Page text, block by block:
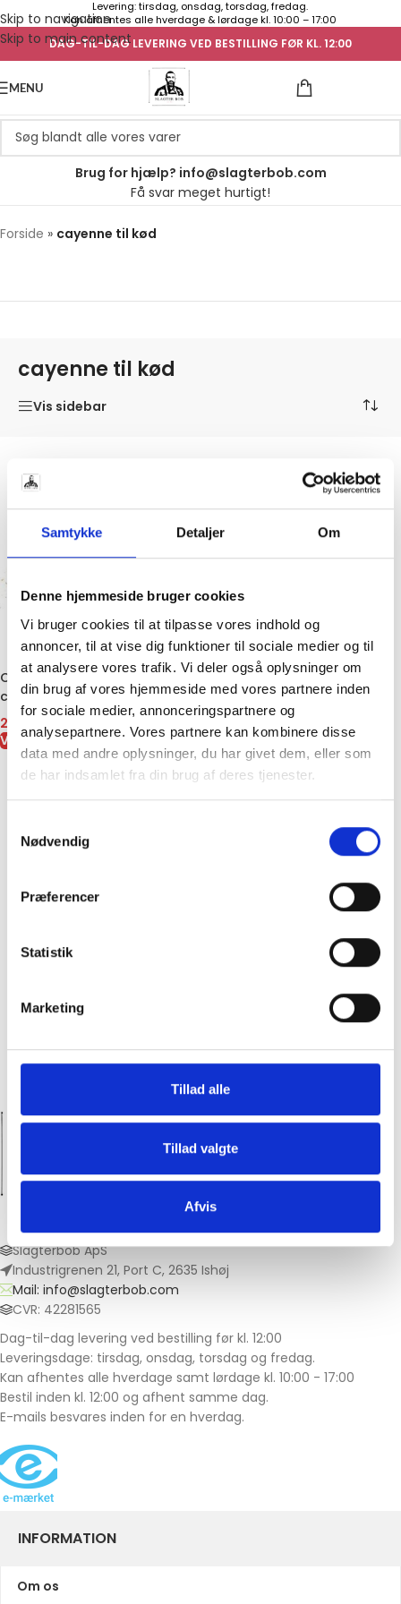
Samtykke Detaljer Om
Denne hjemmeside bruger cookies
Vi bruger cookies til at tilpasse vores indhold og
annoncer, til at vise dig funktioner til sociale medier og til
at analysere vores trafik. Vi deler også oplysninger om
din brug af vores hjemmeside med vores partnere inden
for sociale medier, annonceringspartnere og
analysepartnere. Vores partnere kan kombinere disse
data med andre oplysninger, du har givet dem, eller som
de har indsamlet fra din brug af deres tjenester.
Nødvendig
Præferencer
Statistik
Marketing
Tillad alle
Tillad valgte
Afvis
Skip to navigation
Skip to main content
Levering: tirsdag, onsdag, torsdag, fredag.
Kan afhentes alle hverdage & lørdage kl. 10:00 – 17:00
DAG-TIL-DAG LEVERING VED BESTILLING FØR KL. 12:00
MENU
Brug for hjælp? info@slagterbob.com
Få svar meget hurtigt!
Forside » cayenne til kød
cayenne til kød
Vis sidebar
Cayennepeber 130g | Stærkt
chilipulver uden tilsætning
29,95
kr.
VIS VARE
Hos Slagter Bob får du premium kød til
Slagterbob ApS
Industrigrenen 21, Port C, 2635 Ishøj
Mail: info@slagterbob.com
CVR: 42281565
Dag-til-dag levering ved bestilling før kl. 12:00
Leveringsdage: tirsdag, onsdag, torsdag og fredag.
Kan afhentes alle hverdage samt lørdage kl. 10:00 - 17:00
Bestil inden kl. 12:00 og afhent samme dag.
E-mails besvares inden for en hverdag.
INFORMATION
Om os